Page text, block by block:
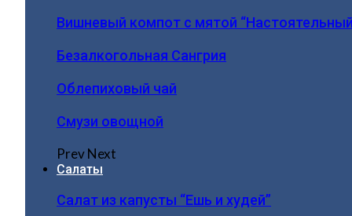
Вишневый компот с мятой
Безалкогольная Сангрия
Облепиховый чай
Смузи овощной
PrevNext
Салаты
Салат из капусты “Ешь и худей”